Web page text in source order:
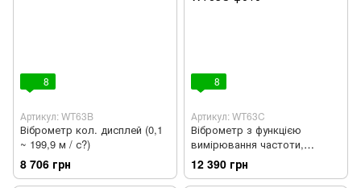
8
Артикул: WT63B
Віброметр кол. дисплей (0,1
~ 199,9 м / с?)
8 706 грн
8
Артикул: WT63C
Віброметр з функцією
вимірювання частоти,
кольоровий дисплей
12 390 грн